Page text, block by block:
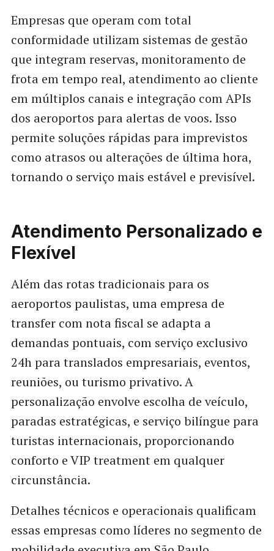
Empresas que operam com total
conformidade utilizam sistemas de gestão
que integram reservas, monitoramento de
frota em tempo real, atendimento ao cliente
em múltiplos canais e integração com APIs
dos aeroportos para alertas de voos. Isso
permite soluções rápidas para imprevistos
como atrasos ou alterações de última hora,
tornando o serviço mais estável e previsível.
Atendimento Personalizado e
Flexível
Além das rotas tradicionais para os
aeroportos paulistas, uma empresa de
transfer com nota fiscal se adapta a
demandas pontuais, com serviço exclusivo
24h para translados empresariais, eventos,
reuniões, ou turismo privativo. A
personalização envolve escolha de veículo,
paradas estratégicas, e serviço bilíngue para
turistas internacionais, proporcionando
conforto e VIP treatment em qualquer
circunstância.
Detalhes técnicos e operacionais qualificam
essas empresas como líderes no segmento de